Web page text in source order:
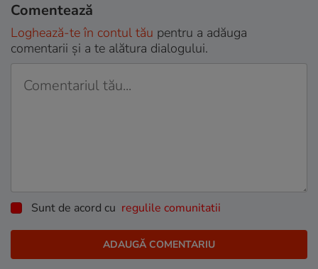
Comentează
Loghează-te în contul tău pentru a adăuga
comentarii și a te alătura dialogului.
Sunt de acord cu regulile comunitatii